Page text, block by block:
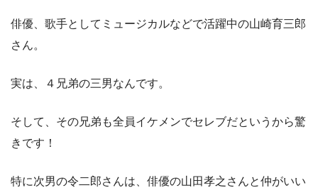
俳優、歌手としてミュージカルなどで活躍中の山崎育三郎
さん。
実は、４兄弟の三男なんです。
そして、その兄弟も全員イケメンでセレブだというから驚
きです！
特に次男の令二郎さんは、俳優の山田孝之さんと仲がいい